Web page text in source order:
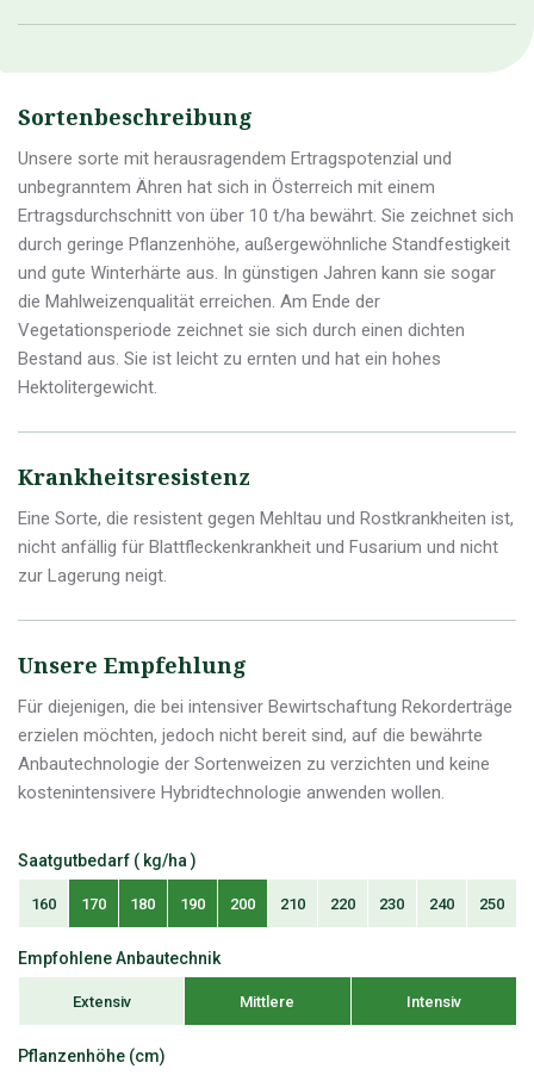
Sortenbeschreibung
Unsere sorte mit herausragendem Ertragspotenzial und
unbegranntem Ähren hat sich in Österreich mit einem
Ertragsdurchschnitt von über 10 t/ha bewährt. Sie zeichnet sich
durch geringe Pflanzenhöhe, außergewöhnliche Standfestigkeit
und gute Winterhärte aus. In günstigen Jahren kann sie sogar
die Mahlweizenqualität erreichen. Am Ende der
Vegetationsperiode zeichnet sie sich durch einen dichten
Bestand aus. Sie ist leicht zu ernten und hat ein hohes
Hektolitergewicht.
Krankheitsresistenz
Eine Sorte, die resistent gegen Mehltau und Rostkrankheiten ist,
nicht anfällig für Blattfleckenkrankheit und Fusarium und nicht
zur Lagerung neigt.
Unsere Empfehlung
Für diejenigen, die bei intensiver Bewirtschaftung Rekorderträge
erzielen möchten, jedoch nicht bereit sind, auf die bewährte
Anbautechnologie der Sortenweizen zu verzichten und keine
kostenintensivere Hybridtechnologie anwenden wollen.
Saatgutbedarf ( kg/ha )
160 170 180 190 200 210 220 230 240 250
Empfohlene Anbautechnik
Extensiv Mittlere Intensiv
Pflanzenhöhe (cm)